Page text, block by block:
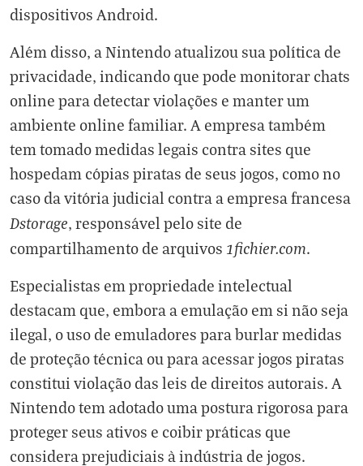
dispositivos Android.
Além disso, a Nintendo atualizou sua política de
privacidade, indicando que pode monitorar chats
online para detectar violações e manter um
ambiente online familiar. A empresa também
tem tomado medidas legais contra sites que
hospedam cópias piratas de seus jogos, como no
caso da vitória judicial contra a empresa francesa
Dstorage, responsável pelo site de
compartilhamento de arquivos 1fichier.com.
Especialistas em propriedade intelectual
destacam que, embora a emulação em si não seja
ilegal, o uso de emuladores para burlar medidas
de proteção técnica ou para acessar jogos piratas
constitui violação das leis de direitos autorais. A
Nintendo tem adotado uma postura rigorosa para
proteger seus ativos e coibir práticas que
considera prejudiciais à indústria de jogos.